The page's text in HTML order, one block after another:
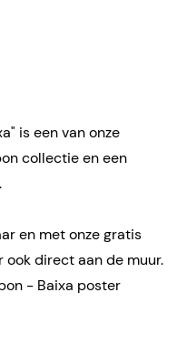
is een van onze
collectie en een
en met onze gratis
direct aan de muur.
- Baixa poster